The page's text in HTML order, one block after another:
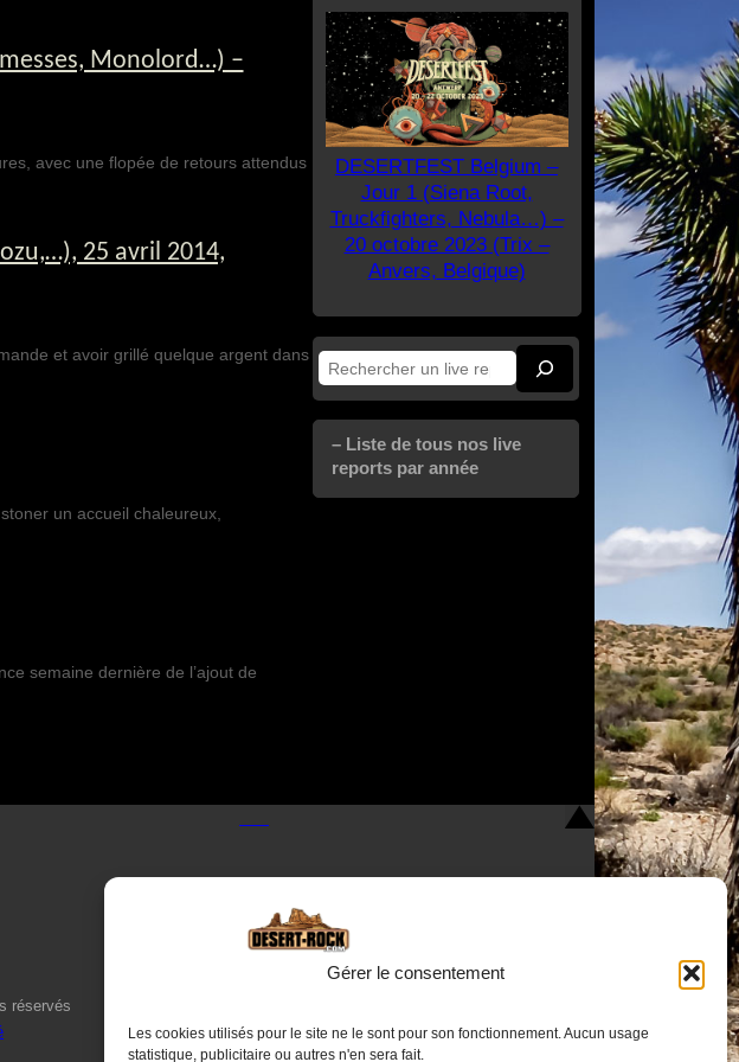
Gérer le consentement
Les cookies utilisés pour le site ne le sont pour son fonctionnement. Aucun usage
statistique, publicitaire ou autres n'en sera fait.
Monolord…) –
avec une flopée de retours attendus
25 avril 2014,
et avoir grillé quelque argent dans
un accueil chaleureux,
semaine dernière de l’ajout de
DESERTFEST Belgium –
Jour 1 (Siena Root,
Truckfighters, Nebula…) –
20 octobre 2023 (Trix –
Anvers, Belgique)
Rechercher
– Liste de tous nos live
reports par année
réservés
Nous contacter